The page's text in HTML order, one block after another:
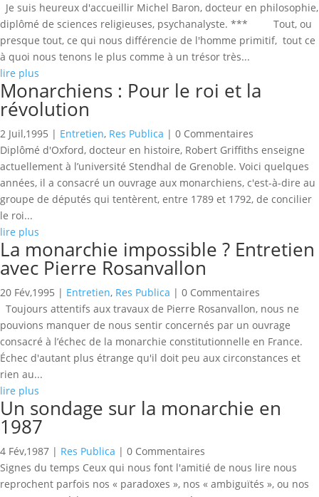
Je suis heureux d'accueillir Michel Baron, docteur en philosophie,
diplômé de sciences religieuses, psychanalyste. *** Tout, ou
presque tout, ce qui nous différencie de l'homme primitif, tout ce
à quoi nous tenons le plus comme à un trésor très...
lire plus
Monarchiens : Pour le roi et la
révolution
2 Juil,1995 | Entretien, Res Publica | 0 Commentaires
Diplômé d'Oxford, docteur en histoire, Robert Griffiths enseigne
actuellement à l’université Stendhal de Grenoble. Voici quelques
années, il a consacré un ouvrage aux monarchiens, c'est-à-dire au
groupe de députés qui tentèrent, entre 1789 et 1792, de concilier
le roi...
lire plus
La monarchie impossible ? Entretien
avec Pierre Rosanvallon
20 Fév,1995 | Entretien, Res Publica | 0 Commentaires
Toujours attentifs aux travaux de Pierre Rosanvallon, nous ne
pouvions manquer de nous sentir concernés par un ouvrage
consacré à l’échec de la monarchie constitutionnelle en France.
Échec d'autant plus étrange qu'il doit peu aux circonstances et
rien au...
lire plus
Un sondage sur la monarchie en
1987
4 Fév,1987 | Res Publica | 0 Commentaires
Signes du temps Ceux qui nous font l'amitié de nous lire nous
reprochent parfois nos « paradoxes », nos « ambiguïtés », ou nos